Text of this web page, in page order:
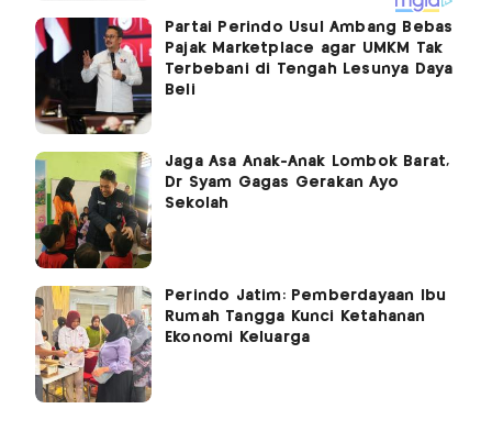
Partai Perindo Usul Ambang Bebas
Pajak Marketplace agar UMKM Tak
Terbebani di Tengah Lesunya Daya
Beli
Jaga Asa Anak-Anak Lombok Barat,
Dr Syam Gagas Gerakan Ayo
Sekolah
Perindo Jatim: Pemberdayaan Ibu
Rumah Tangga Kunci Ketahanan
Ekonomi Keluarga